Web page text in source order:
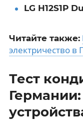
LG H12S1P
Читайте также:
электричество в
Тест